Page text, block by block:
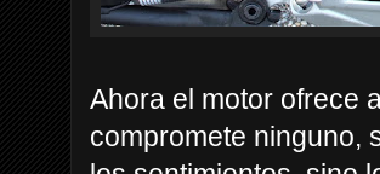
Ahora el motor ofrece
compromete ninguno,